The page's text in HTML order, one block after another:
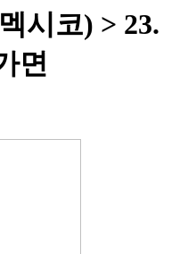
시코) > 23.
면